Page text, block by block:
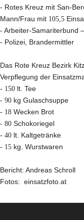
- Rotes Kreuz mit San-
Mann/Frau mit 105,5
-Arbeiter-Samariterbund
- Polizei, Brandermittler
Das Rote Kreuz Bezirk
Verpflegung der
- 150 lt. Tee
- 90 kg Gulaschsuppe
- 18 Wecken Brot
- 80 Schokoriegel
- 40 lt. Kaltgetränke
- 15 kg. Wurstwaren
Bericht: Andreas Schroll
Fotos: einsatzfoto.at